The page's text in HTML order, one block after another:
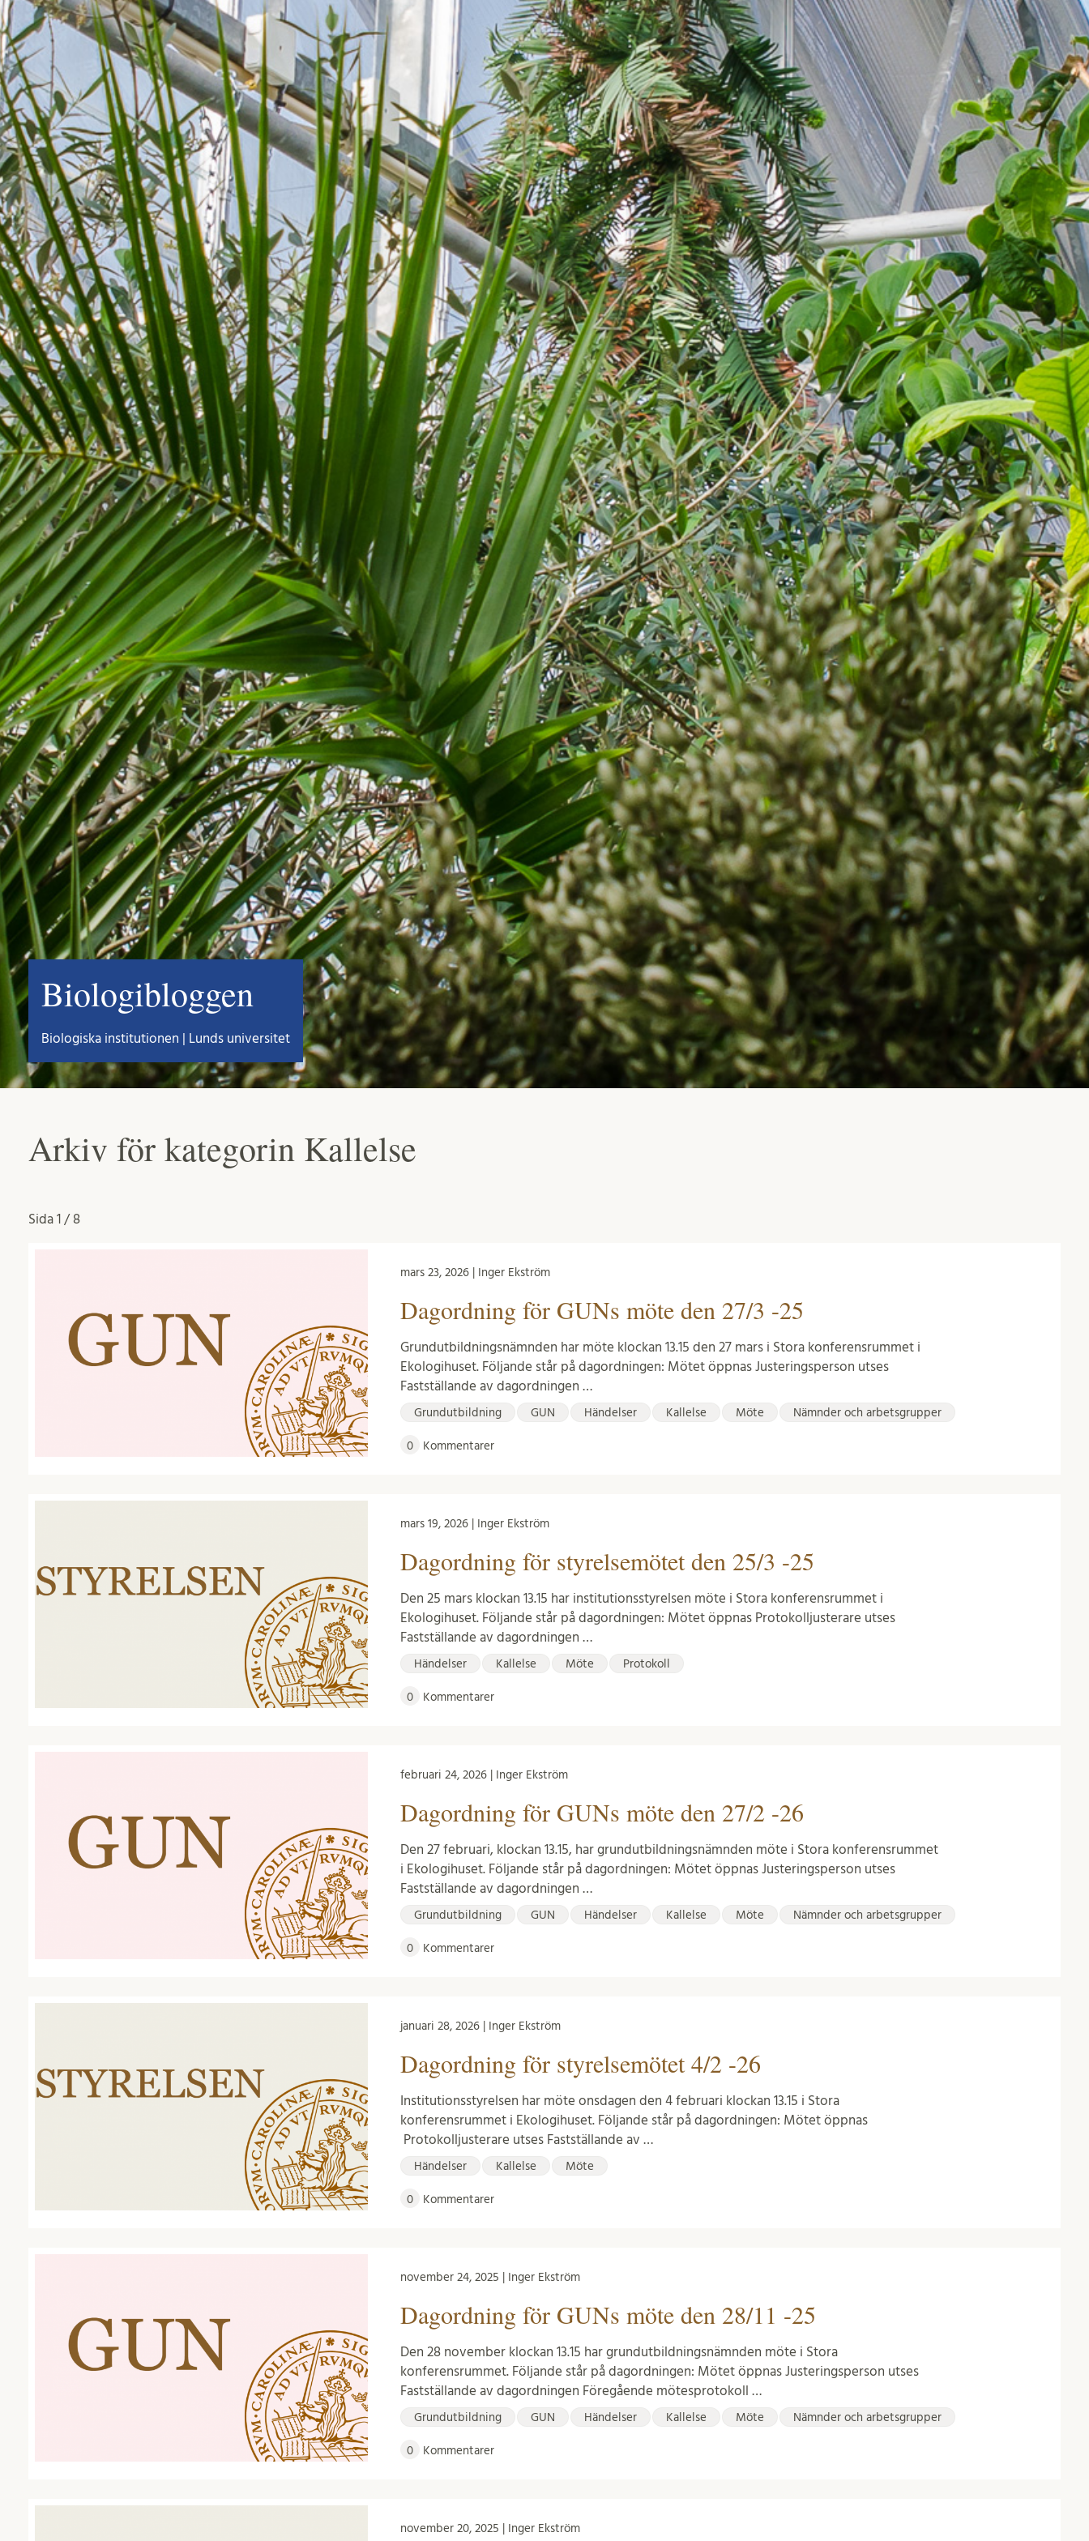
Biologibloggen
Biologiska institutionen | Lunds universitet
Arkiv för kategorin Kallelse
Sida 1 / 8
mars 23, 2026 | Inger Ekström
Dagordning för GUNs möte den 27/3 -25
Grundutbildningsnämnden har möte klockan 13.15 den 27 mars i Stora konferensrummet i
Ekologihuset. Följande står på dagordningen: Mötet öppnas Justeringsperson utses
Fastställande av dagordningen …
Grundutbildning GUN Händelser Kallelse Möte Nämnder och arbetsgrupper
0 Kommentarer
mars 19, 2026 | Inger Ekström
Dagordning för styrelsemötet den 25/3 -25
Den 25 mars klockan 13.15 har institutionsstyrelsen möte i Stora konferensrummet i
Ekologihuset. Följande står på dagordningen: Mötet öppnas Protokolljusterare utses
Fastställande av dagordningen …
Händelser Kallelse Möte Protokoll
0 Kommentarer
februari 24, 2026 | Inger Ekström
Dagordning för GUNs möte den 27/2 -26
Den 27 februari, klockan 13.15, har grundutbildningsnämnden möte i Stora konferensrummet
i Ekologihuset. Följande står på dagordningen: Mötet öppnas Justeringsperson utses
Fastställande av dagordningen …
Grundutbildning GUN Händelser Kallelse Möte Nämnder och arbetsgrupper
0 Kommentarer
januari 28, 2026 | Inger Ekström
Dagordning för styrelsemötet 4/2 -26
Institutionsstyrelsen har möte onsdagen den 4 februari klockan 13.15 i Stora
konferensrummet i Ekologihuset. Följande står på dagordningen: Mötet öppnas
Protokolljusterare utses Fastställande av …
Händelser Kallelse Möte
0 Kommentarer
november 24, 2025 | Inger Ekström
Dagordning för GUNs möte den 28/11 -25
Den 28 november klockan 13.15 har grundutbildningsnämnden möte i Stora
konferensrummet. Följande står på dagordningen: Mötet öppnas Justeringsperson utses
Fastställande av dagordningen Föregående mötesprotokoll …
Grundutbildning GUN Händelser Kallelse Möte Nämnder och arbetsgrupper
0 Kommentarer
november 20, 2025 | Inger Ekström